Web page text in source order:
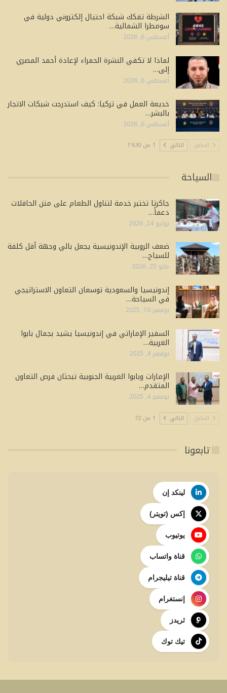
الشرطة تفكك شبكة احتيال إلكتروني دولية في
سومطرا الشمالية…
أغسطس 6, 2026
لماذا لا تكفي النشرة الحمراء لإعادة أحمد المصري
إلى…
أغسطس 6, 2026
خديعة العمل في تركيا: كيف استدرجت شبكات الاتجار
بالبشر…
أغسطس 6, 2026
السابق التالي 1 من 1٬630
السياحة
جاكرتا تختبر خدمة لتناول الطعام على متن الحافلات
دعماً…
يوليو 24, 2026
ضعف الروبية الإندونيسية يجعل بالي وجهة أقل كلفة
للسياح…
مايو 25, 2026
إندونيسيا والسعودية توسعان التعاون الاستراتيجي
في السياحة…
نوفمبر 10, 2025
السفير الإماراتي في إندونيسيا يشيد بجمال بابوا
الغربية…
نوفمبر 4, 2025
الإمارات وبابوا الغربية الجنوبية تبحثان فرص التعاون
المتقدم…
نوفمبر 4, 2025
السابق التالي 1 من 72
تابعونا
لينكد إن
إكس (تويتر)
يوتيوب
قناة واتساب
قناة تيليجرام
إنستغرام
ثريدز
تيك توك